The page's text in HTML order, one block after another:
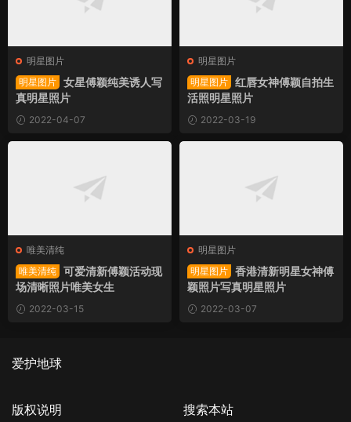
明星图片
明星图片 女星傅颖纯美诱人写
真明星照片
2022-04-07
明星图片
明星图片 红唇女神傅颖自拍生
活照明星照片
2022-03-19
唯美清纯
唯美清纯 可爱清新傅颖活动现
场清晰照片唯美女生
2022-03-15
明星图片
明星图片 香港清新明星女神傅
颖照片写真明星照片
2022-03-07
爱护地球
版权说明 搜索本站